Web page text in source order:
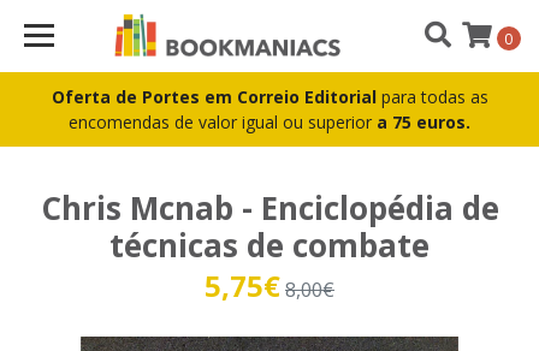
Oferta de Portes em Correio Editorial para todas as
encomendas de valor igual ou superior a 75 euros.
0
Chris Mcnab - Enciclopédia de
técnicas de combate
5,75€8,00€